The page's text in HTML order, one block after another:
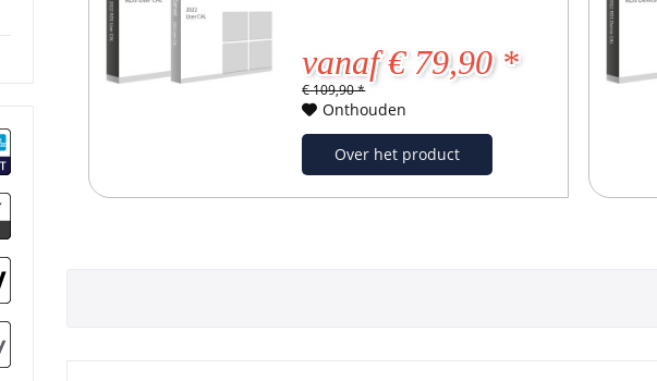
vanaf € 79,90 *
€ 109,90 *
Onthouden
Over het product